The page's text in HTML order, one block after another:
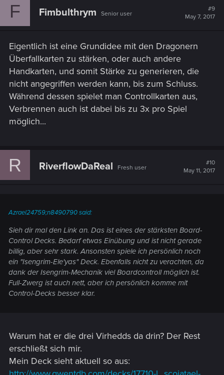
F Fimbulthrym Senior user
#9
May 7, 2017
Eigentlich ist eine Grundidee mit den Dragonern
Überfallkarten zu stärken, oder auch andere
Handkarten, und somit Stärke zu generieren, die
nicht angegriffen werden kann, bis zum Schluss.
Während dessen spielet man Controllkarten aus,
Verbrennen auch ist dabei bis zu 3x pro Spiel
möglich...
R RiverflowDaReal Fresh user
#10
May 11, 2017
Azrael24759;n8490790 said:
Sieh dir mal den Link an. Das ist eines der stärksten Board-
Control Decks. Bedarf etwas Einübung und ist nicht gerade
billig, aber sehr stark. Ansonsten spiele ich persönlich noch
ein "Isengrim-Ele'yas" Deck. Ebenfalls nicht zu verachten, da
dank der Isengrim-Mechanik viel Boardcontroll möglich ist.
Full-Zwerg ist auch nett, aber ich persönlich komme mit
Control-Decks besser klar.
Warum hat er die drei Virhedds da drin? Der Rest
erschließt sich mir.
Mein Deck sieht aktuell so aus: